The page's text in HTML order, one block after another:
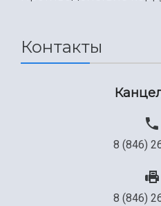
Контакты
8 (846)
8 (846)